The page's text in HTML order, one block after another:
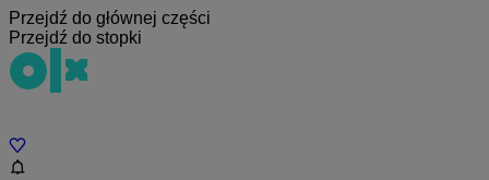
Przejdź do głównej części
Przejdź do stopki